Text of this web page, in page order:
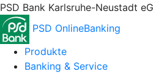
PSD Bank Karlsruhe-Neustadt eG
PSD OnlineBanking
Produkte
Banking & Service